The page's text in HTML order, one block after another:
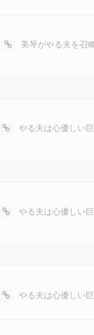
美琴がやる夫を召喚
やる夫は心優しい巨漢
やる夫は心優しい巨漢
やる夫は心優しい巨漢